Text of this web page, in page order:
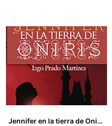
Jennifer en la tierra de Oniris